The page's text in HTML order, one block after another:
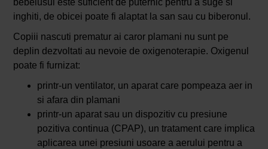
bebelusul este suficient de puternic pentru a suge si
inghiti, de obicei poate fi alaptat la san sau cu biberonul.
Copiii nascuti prematur ai caror plamani nu sunt pe
deplin dezvoltati au nevoie de oxigenoterapie. Oxigenul
poate fi furnizat:
printr-un ventilator, un aparat care pompeaza aer in
si afara din plamani
printr-un aparat sau un dispozitiv cu presiune
pozitiva continua (CPAP), un tratament care implica
aplicarea unei presiuni usoare a aerului pentru a